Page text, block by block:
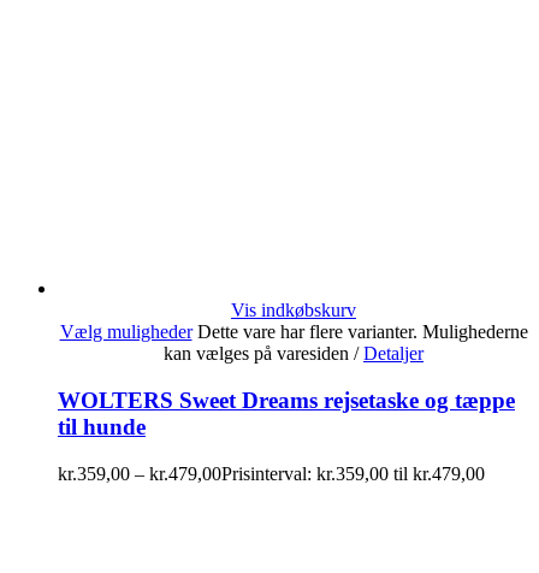
Vis indkøbskurv
Vælg muligheder Dette vare har flere varianter. Mulighederne
kan vælges på varesiden / Detaljer
WOLTERS Sweet Dreams rejsetaske og tæppe
til hunde
kr.359,00 – kr.479,00Prisinterval: kr.359,00 til kr.479,00